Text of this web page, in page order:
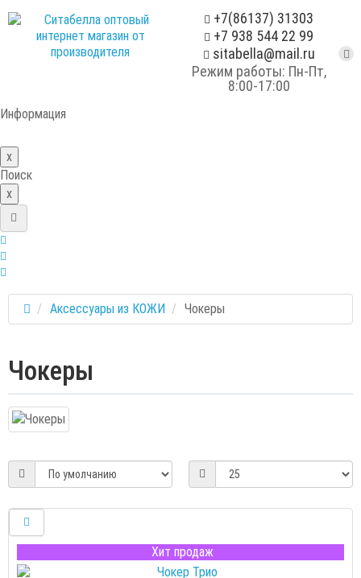
+7(86137) 31303
+7 938 544 22 99
sitabella@mail.ru
Режим работы: Пн-Пт,
8:00-17:00
Информация
x
Поиск
x
Аксессуары из КОЖИ Чокеры
Чокеры
Хит продаж